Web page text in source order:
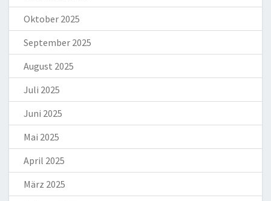
Oktober 2025
September 2025
August 2025
Juli 2025
Juni 2025
Mai 2025
April 2025
März 2025